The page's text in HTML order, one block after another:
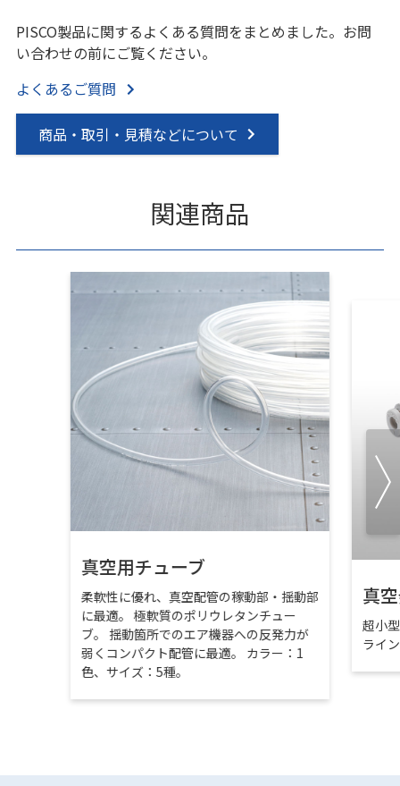
PISCO製品に関するよくある質問をまとめました。お問
い合わせの前にご覧ください。
よくあるご質問
商品・取引・見積などについて
関連商品
真空用チューブ
柔軟性に優れ、真空配管の稼動部・揺動部
に最適。 極軟質のポリウレタンチュー
ブ。 揺動箇所でのエア機器への反発力が
弱くコンパクト配管に最適。 カラー：1
色、サイズ：5種。
真
超小
ライ